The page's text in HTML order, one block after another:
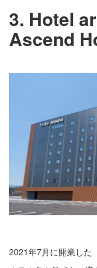
3. Hotel
Ascend
2021年7月に開業した